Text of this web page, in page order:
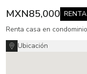
MXN85,000 RENTA
Ubicación